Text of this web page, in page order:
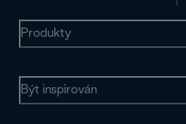
Produkty
Být inspirován